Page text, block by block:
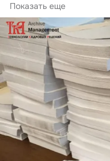
На скобу, на клей, на
Показать еще